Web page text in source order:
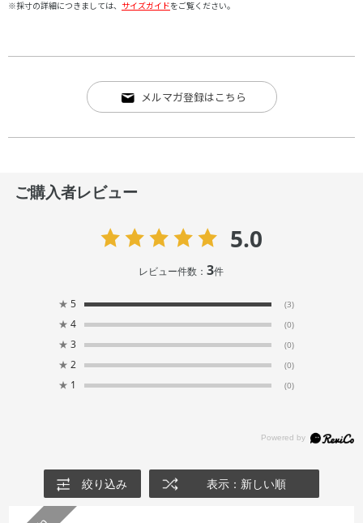
※採寸の詳細につきましては、 サイズガイドをご覧ください。
メルマガ登録はこちら
ご購入者レビュー
5.0
レビュー件数：3件
★ 5 (3)
★ 4 (0)
★ 3 (0)
★ 2 (0)
★ 1 (0)
絞り込み 表示：新しい順